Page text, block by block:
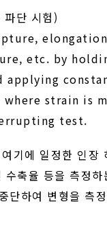
단 시험)
etc. by
applying
strain is
test.
기에 일정한 인장
축율 등을 측정하
단하여 변형을 측